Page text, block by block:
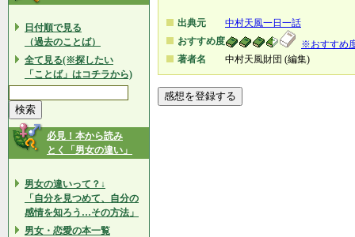
日付順で見る
（過去のことば）
全て見る(※探したい
「ことば」はコチラから)
必見！本から読み
とく「男女の違い」
男女の違いって？↓
「自分を見つめて、自分の
感情を知ろう…その方法」
男女・恋愛の本一覧
出典元
中村天風一日一話
おすすめ度
※おすすめ
著者名
中村天風財団 (編集)